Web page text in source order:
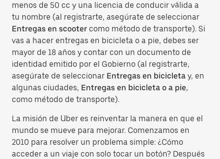
menos de 50 cc y una licencia de conducir válida a
tu nombre (al registrarte, asegúrate de seleccionar
Entregas en scooter como método de transporte). Si
vas a hacer entregas en bicicleta o a pie, debes ser
mayor de 18 años y contar con un documento de
identidad emitido por el Gobierno (al registrarte,
asegúrate de seleccionar Entregas en bicicleta y, en
algunas ciudades, Entregas en bicicleta o a pie,
como método de transporte).
La misión de Uber es reinventar la manera en que el
mundo se mueve para mejorar. Comenzamos en
2010 para resolver un problema simple: ¿Cómo
acceder a un viaje con solo tocar un botón? Después